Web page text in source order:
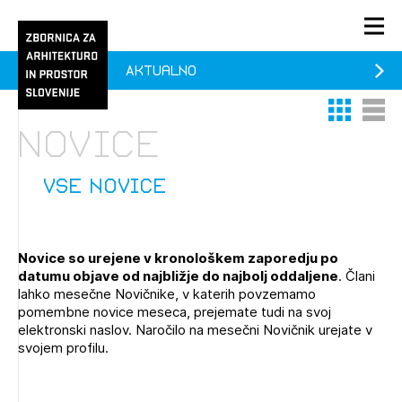
PRIJAVA
KONTAKT
Praksa
O ZAPS
1/1
Pozdravljeni
Prijavite se s svojim ZAPS uporabniškim imenom in geslom.
Thumbnail
List
vse novice
Novice
Novice so urejene v kronološkem zaporedju po
datumu objave od najbližje do najbolj oddaljene. Člani
lahko mesečne Novičnike, v katerih povzemamo
pomembne novice meseca, prejemate tudi na svoj
elektronski naslov. Naročilo na mesečni Novičnik urejate v
svojem profilu.
Aktualno
1/2
Prijava na novičnik
Ostanite na tekočem z novicami in se naročite na
Novičnike. Označite svojo izbiro.
Novičnike vam bomo pošiljali na vaš elektronski naslov.
Mesečni novičnik